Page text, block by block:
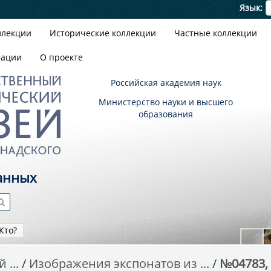
Язык
Исторические коллекции Частные коллекции
О проекте
Российская академия наук
Министерство науки и высшего
образования
... Изображения экспонатов из ... №04783,